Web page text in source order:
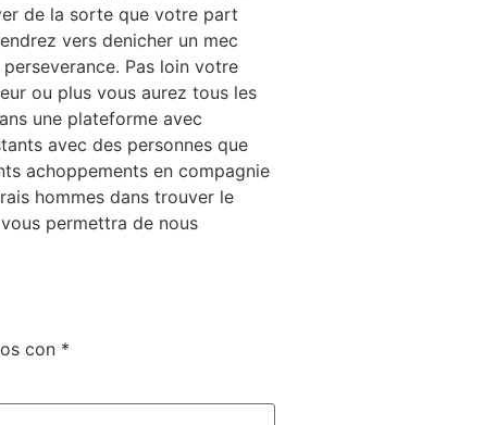
de la sorte que votre part
vers denicher un mec
Pas loin votre
ou plus vous aurez tous les
une plateforme avec
avec des personnes que
achoppements en compagnie
hommes dans trouver le
permettra de nous
con *